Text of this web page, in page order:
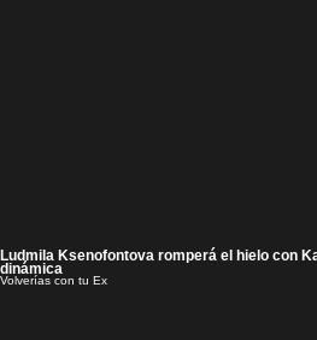
Ludmila Ksenofontova romperá el hielo con
dinámica
Volverías con tu Ex